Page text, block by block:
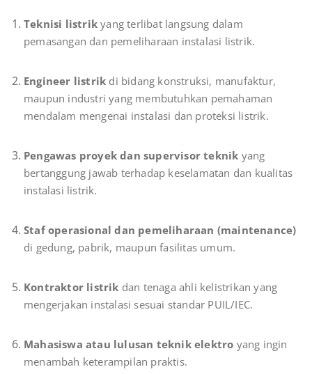
Teknisi listrik yang terlibat langsung dalam
pemasangan dan pemeliharaan instalasi listrik.
Engineer listrik di bidang konstruksi, manufaktur,
maupun industri yang membutuhkan pemahaman
mendalam mengenai instalasi dan proteksi listrik.
Pengawas proyek dan supervisor teknik yang
bertanggung jawab terhadap keselamatan dan kualitas
instalasi listrik.
Staf operasional dan pemeliharaan (maintenance)
di gedung, pabrik, maupun fasilitas umum.
Kontraktor listrik dan tenaga ahli kelistrikan yang
mengerjakan instalasi sesuai standar PUIL/IEC.
Mahasiswa atau lulusan teknik elektro yang ingin
menambah keterampilan praktis.